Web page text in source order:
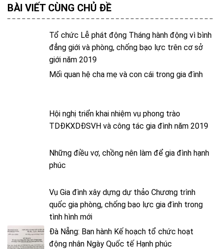
BÀI VIẾT CÙNG CHỦ ĐỀ
Tổ chức Lễ phát động Tháng hành động vì bình
đẳng giới và phòng, chống bạo lực trên cơ sở
giới năm 2019
Mối quan hệ cha mẹ và con cái trong gia đình
Hội nghị triển khai nhiệm vụ phong trào
TDĐKXDĐSVH và công tác gia đình năm 2019
Những điều vợ, chồng nên làm để gia đình hạnh
phúc
Vụ Gia đình xây dựng dự thảo Chương trình
quốc gia phòng, chống bạo lực gia đình trong
tình hình mới
Đà Nẵng: Ban hành Kế hoạch tổ chức hoạt
động nhân Ngày Quốc tế Hạnh phúc